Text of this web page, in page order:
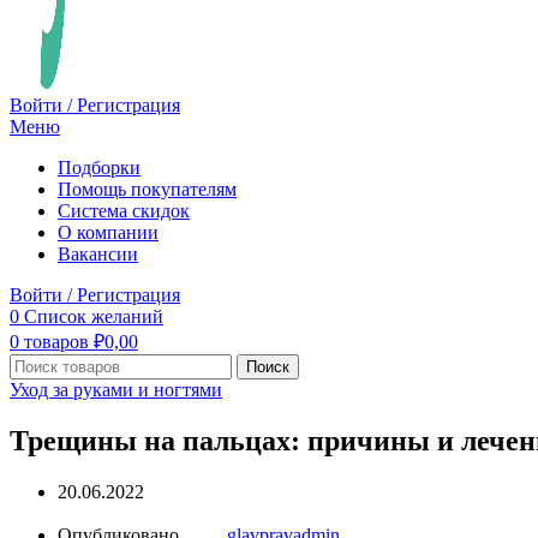
Войти / Регистрация
Меню
Подборки
Помощь покупателям
Система скидок
О компании
Вакансии
Войти / Регистрация
0 Список желаний
0 товаров ₽0,00
Поиск
Уход за руками и ногтями
Трещины на пальцах: причины и
20.06.2022